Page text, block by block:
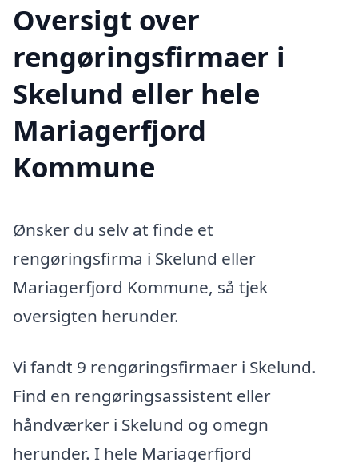
Oversigt over
rengøringsfirmaer i
Skelund eller hele
Mariagerfjord
Kommune
Ønsker du selv at finde et
rengøringsfirma i Skelund eller
Mariagerfjord Kommune, så tjek
oversigten herunder.
Vi fandt 9 rengøringsfirmaer i Skelund.
Find en rengøringsassistent eller
håndværker i Skelund og omegn
herunder. I hele Mariagerfjord